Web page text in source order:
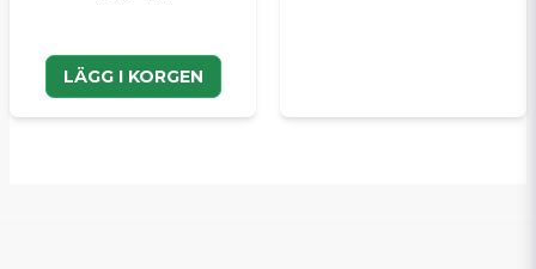
LÄGG I KORGEN